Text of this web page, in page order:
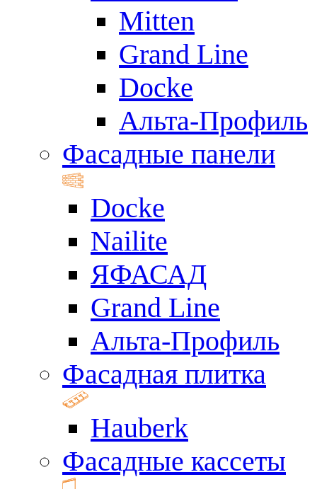
Mitten
Grand Line
Docke
Альта-Профиль
Фасадные панели
Docke
Nailite
ЯФАСАД
Grand Line
Альта-Профиль
Фасадная плитка
Hauberk
Фасадные кассеты